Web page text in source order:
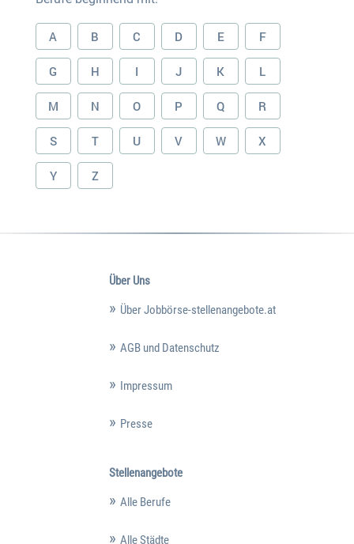
A B C D E F
G H I J K L
M N O P Q R
S T U V W X
Y Z
Über Uns
Über Jobbörse-stellenangebote.at
AGB und Datenschutz
Impressum
Presse
Stellenangebote
Alle Berufe
Alle Städte